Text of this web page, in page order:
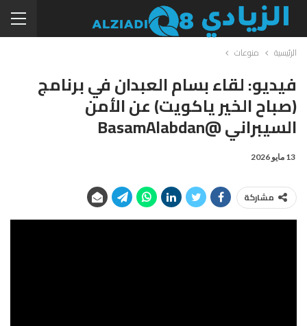
الرئيسية منوعات
فيديو: لقاء بسام العبدان في برنامج
(صباح الخير ياكويت) عن الأمن
السيبراني @BasamAlabdan
13 مايو 2026
مشاركة